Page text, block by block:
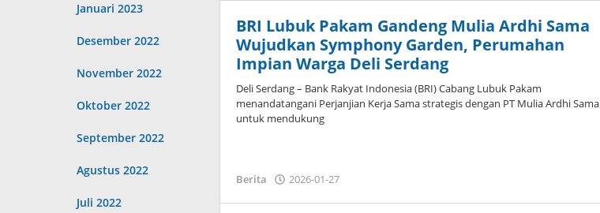
Januari 2023
Desember 2022
November 2022
Oktober 2022
September 2022
Agustus 2022
Juli 2022
BRI Lubuk Pakam Gandeng Mulia Ardhi Sama
Wujudkan Symphony Garden, Perumahan
Impian Warga Deli Serdang
Deli Serdang – Bank Rakyat Indonesia (BRI) Cabang Lubuk Pakam
menandatangani Perjanjian Kerja Sama strategis dengan PT Mulia Ardhi Sama
untuk mendukung
Berita 2026-01-27